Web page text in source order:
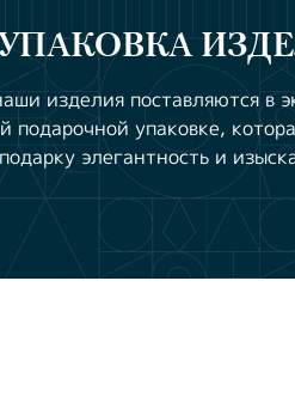
изделия поставляются в
подарочной упаковке,
подарку элегантность и